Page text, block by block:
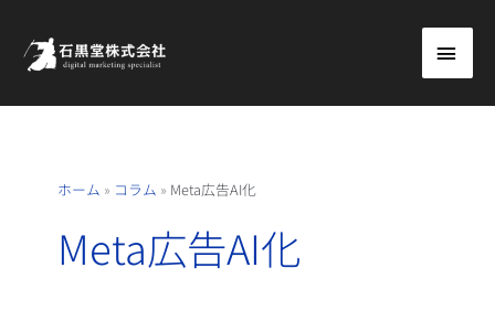
ス
メ
イ
ホーム » コラム » Meta広告AI化
Meta広告AI化